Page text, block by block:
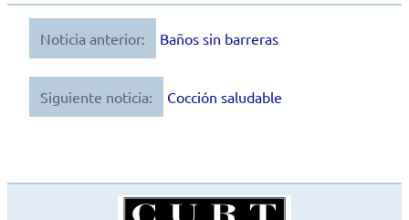
Navegación
de
entradas
Noticia anterior: Baños sin barreras
Siguiente noticia: Cocción saludable